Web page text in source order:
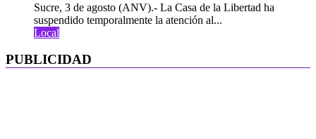
Sucre, 3 de agosto (ANV).- La Casa de la Libertad ha
suspendido temporalmente la atención al...
Local
PUBLICIDAD